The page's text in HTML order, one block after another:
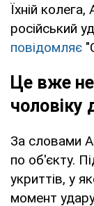
Їхній
російський
повідомляє
Це вже
чоловіку
За словами
по об'єкту.
укриттів, у
момент